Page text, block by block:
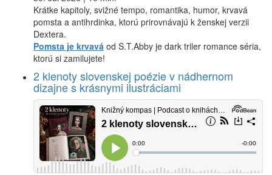
Krátke kapitoly, svižné tempo, romantika, humor, krvavá
pomsta a antihrdinka, ktorú prirovnávajú k ženskej verzii
Dextera.
Pomsta je krvavá od S.T.Abby je dark triler romance séria,
ktorú si zamilujete!
2 klenoty slovenskej poézie v nádhernom
dizajne s krásnymi ilustráciami